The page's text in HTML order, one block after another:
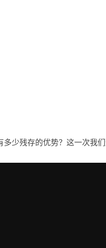
多少残存的优势？这一次我